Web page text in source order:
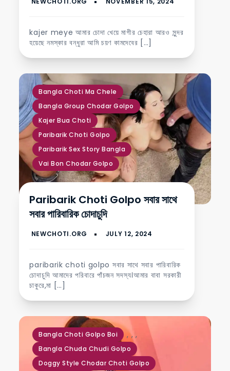
kajer meye আমার চোদা খেয়ে মাগীর চেহারা আরও সুন্দর
হয়েছে নমস্কার বন্ধুরা আমি চয়ণ কামদেবের […]
Bangla Choti Ma Chele ,
Bangla Group Chodar Golpo
,
Kajer Bua Choti
,
Paribarik Choti Golpo
,
Paribarik Sex Story Bangla
,
Vai Bon Chodar Golpo
Paribarik Choti Golpo সবার সাথে
সবার পারিবারিক চোদাচুদি
paribarik choti golpo সবার সাথে সবার পারিবারিক
চোদাচুদি আমাদের পরিবারে পাঁচজন সদস্য।আমার বাবা সরকারী
চাকুরে,মা […]
Bangla Choti Golpo Boi ,
Bangla Chuda Chudi Golpo
,
Doggy Style Chodar Choti Golpo
,